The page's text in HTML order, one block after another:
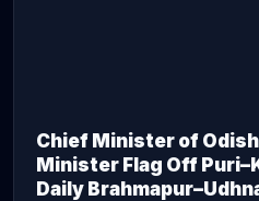
Chief Minister of
Minister Flag Off
Daily